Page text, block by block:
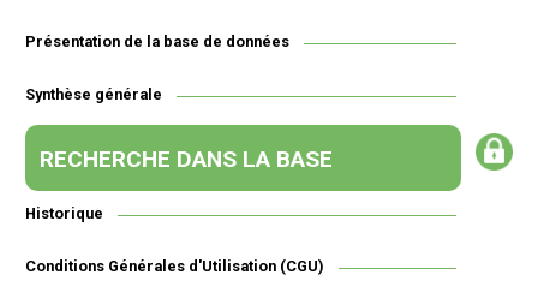
Présentation de la base de données
Synthèse générale
RECHERCHE DANS LA BASE
Historique
Conditions Générales d'Utilisation (CGU)